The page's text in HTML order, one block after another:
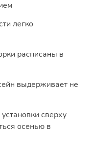
легко
расписаны в
выдерживает не
сверху
осенью в